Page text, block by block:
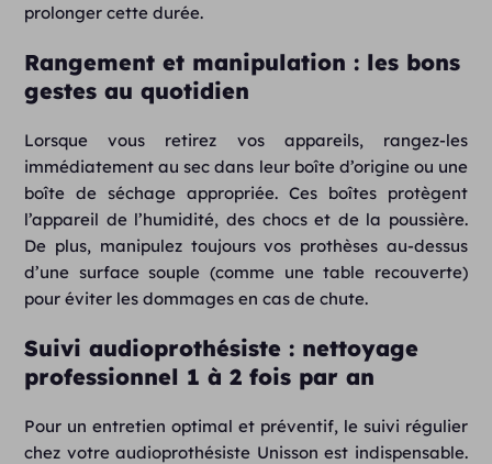
prolonger cette durée.
Rangement et manipulation : les bons
gestes au quotidien
Lorsque vous retirez vos appareils, rangez-les
immédiatement au sec dans leur boîte d’origine ou une
boîte de séchage appropriée. Ces boîtes protègent
l’appareil de l’humidité, des chocs et de la poussière.
De plus, manipulez toujours vos prothèses au-dessus
d’une surface souple (comme une table recouverte)
pour éviter les dommages en cas de chute.
Suivi audioprothésiste : nettoyage
professionnel 1 à 2 fois par an
Pour un entretien optimal et préventif, le suivi régulier
chez votre audioprothésiste Unisson est indispensable.